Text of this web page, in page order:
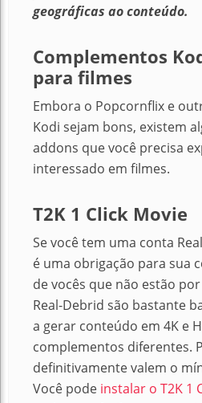
geográficas ao conteúdo.
Complementos
para filmes
Embora o Popcornflix e
Kodi sejam bons, existem
addons que você precisa
interessado em filmes.
T2K 1 Click Movie
Se você tem uma conta
é uma obrigação para sua
de vocês que não estão
Real-Debrid são bastante
a gerar conteúdo em 4K e
complementos diferentes.
definitivamente valem o
Você pode instalar o T2K 1